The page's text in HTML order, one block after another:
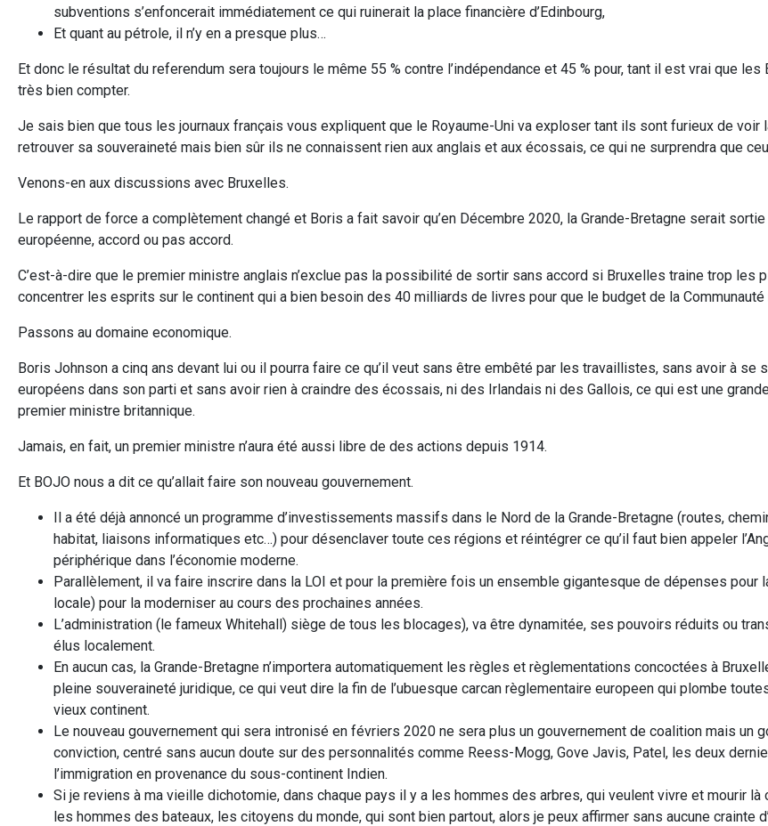
subventions s’enfoncerait immédiatement ce qui ruinerait la place financière d’Edinbourg,
Et quant au pétrole, il n’y en a presque plus…
Et donc le résultat du referendum sera toujours le même 55 % contre l’indépendance et 45 % pour, tant il est vrai que
très bien compter.
Je sais bien que tous les journaux français vous expliquent que le Royaume-Uni va exploser tant ils sont furieux de voir
retrouver sa souveraineté mais bien sûr ils ne connaissent rien aux anglais et aux écossais, ce qui ne surprendra que
Venons-en aux discussions avec Bruxelles.
Le rapport de force a complètement changé et Boris a fait savoir qu’en Décembre 2020, la Grande-Bretagne serait
européenne, accord ou pas accord.
C’est-à-dire que le premier ministre anglais n’exclue pas la possibilité de sortir sans accord si Bruxelles traine trop les
concentrer les esprits sur le continent qui a bien besoin des 40 milliards de livres pour que le budget de la Communauté
Passons au domaine economique.
Boris Johnson a cinq ans devant lui ou il pourra faire ce qu’il veut sans être embêté par les travaillistes, sans avoir à se
européens dans son parti et sans avoir rien à craindre des écossais, ni des Irlandais ni des Gallois, ce qui est une
premier ministre britannique.
Jamais, en fait, un premier ministre n’aura été aussi libre de des actions depuis 1914.
Et BOJO nous a dit ce qu’allait faire son nouveau gouvernement.
Il a été déjà annoncé un programme d’investissements massifs dans le Nord de la Grande-Bretagne (routes,
habitat, liaisons informatiques etc…) pour désenclaver toute ces régions et réintégrer ce qu’il faut bien appeler
périphérique dans l’économie moderne.
Parallèlement, il va faire inscrire dans la LOI et pour la première fois un ensemble gigantesque de dépenses pour
locale) pour la moderniser au cours des prochaines années.
L’administration (le fameux Whitehall) siège de tous les blocages), va être dynamitée, ses pouvoirs réduits ou
élus localement.
En aucun cas, la Grande-Bretagne n’importera automatiquement les règles et règlementations concoctées à
pleine souveraineté juridique, ce qui veut dire la fin de l’ubuesque carcan règlementaire europeen qui plombe
vieux continent.
Le nouveau gouvernement qui sera intronisé en févriers 2020 ne sera plus un gouvernement de coalition mais un
conviction, centré sans aucun doute sur des personnalités comme Reess-Mogg, Gove Javis, Patel, les deux
l’immigration en provenance du sous-continent Indien.
Si je reviens à ma vieille dichotomie, dans chaque pays il y a les hommes des arbres, qui veulent vivre et mourir
les hommes des bateaux, les citoyens du monde, qui sont bien partout, alors je peux affirmer sans aucune crainte